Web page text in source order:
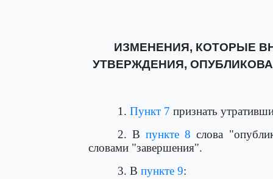
ИЗМЕНЕНИЯ, КОТОРЫЕ
УТВЕРЖДЕНИЯ,
1. Пункт 7 признать
2. Впункте 8 слова
словами "завершения".
3. В пункте 9: